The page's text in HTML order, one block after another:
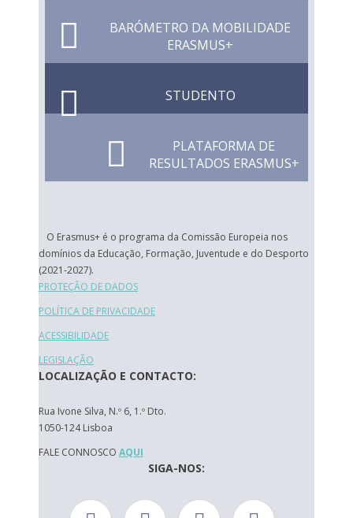
BARÓMETRO DA MOBILIDADE
ERASMUS+
STUDENTO
PLATAFORMA DE
RESULTADOS ERASMUS+
O Erasmus+ é o programa da Comissão Europeia nos
domínios da Educação, Formação, Juventude e do Desporto
(2021-2027).
PROTEÇÃO DE DADOS
POLÍTICA DE PRIVACIDADE
ACESSIBILIDADE
LEGISLAÇÃO
LOCALIZAÇÃO E CONTACTO:
Rua Ivone Silva, N.º 6, 1.º Dto.
1050-124 Lisboa
FALE CONNOSCO AQUI
SIGA-NOS: